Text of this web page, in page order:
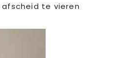
te vieren